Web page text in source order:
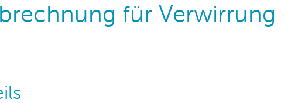
für Verwirrung